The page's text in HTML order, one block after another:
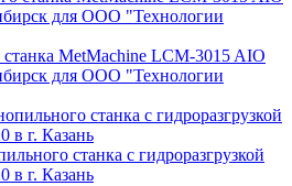
станка MetMachine LCM-3015 AIO
для ООО "Технологии
станка c гидроразгрузкой
в г. Казань